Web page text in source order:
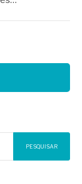
PESQUISAR